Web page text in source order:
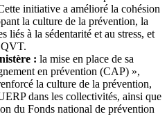
initiative a amélioré la cohésion
la culture de la prévention, la
liés à la sédentarité et au stress, et
QVT.
: la mise en place de sa
en prévention (CAP) »,
la culture de la prévention,
dans les collectivités, ainsi que
du Fonds national de prévention